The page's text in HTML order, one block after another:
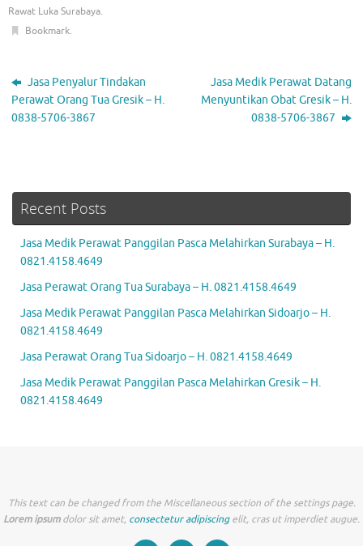
Rawat Luka Surabaya.
Bookmark.
Jasa Penyalur Tindakan
Perawat Orang Tua Gresik – H.
0838-5706-3867
Jasa Medik Perawat Datang
Menyuntikan Obat Gresik – H.
0838-5706-3867
Recent Posts
Jasa Medik Perawat Panggilan Pasca Melahirkan Surabaya – H.
0821.4158.4649
Jasa Perawat Orang Tua Surabaya – H. 0821.4158.4649
Jasa Medik Perawat Panggilan Pasca Melahirkan Sidoarjo – H.
0821.4158.4649
Jasa Perawat Orang Tua Sidoarjo – H. 0821.4158.4649
Jasa Medik Perawat Panggilan Pasca Melahirkan Gresik – H.
0821.4158.4649
This text can be changed from the Miscellaneous section of the settings page.
Lorem ipsumdolor sit amet, consectetur adipiscingelit, cras ut imperdiet augue.